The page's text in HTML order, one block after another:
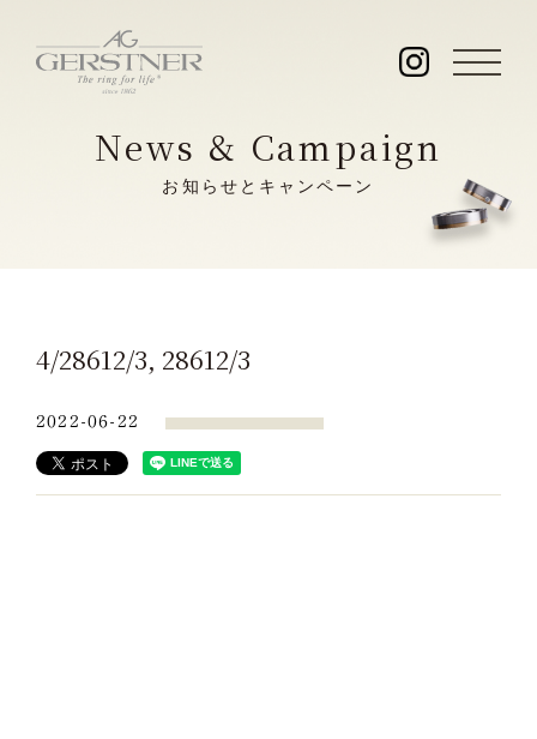
News & Campaign
お知らせとキャンペーン
4/28612/3, 28612/3
2022-06-22